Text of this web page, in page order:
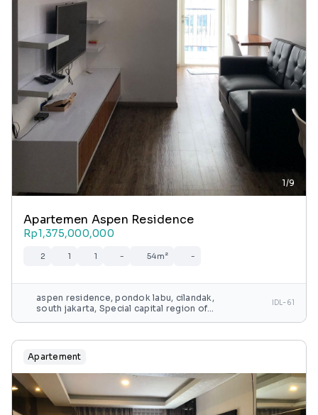
1/9
Apartemen Aspen Residence
Rp1,375,000,000
2 1 1 - 54m² -
aspen residence, pondok labu, cilandak,
south jakarta, Special capital region of
IDL-61
Apartement